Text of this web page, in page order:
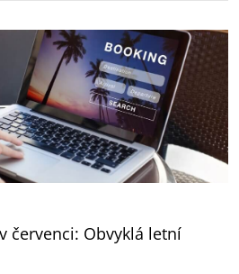
červenci: Obvyklá letní